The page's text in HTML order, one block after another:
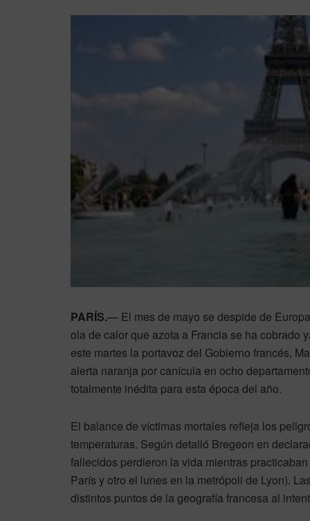
PARÍS.— El mes de mayo se despide de
ola de calor que azota a Francia se ha cobrado
este martes la portavoz del Gobierno francés,
alerta naranja por canícula en ocho
totalmente inédita para esta época del año.
El balance de víctimas mortales refleja los
temperaturas. Según detalló Bregeon en
fallecidos perdieron la vida mientras
París y otro el lunes en la metrópoli de Lyon).
distintos puntos de la geografía francesa al